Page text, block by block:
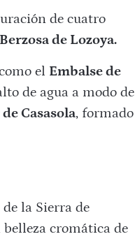
de cuatro
Berzosa de Lozoya.
el Embalse de
de agua a modo de
Casasola, formado
la Sierra de
belleza cromática de